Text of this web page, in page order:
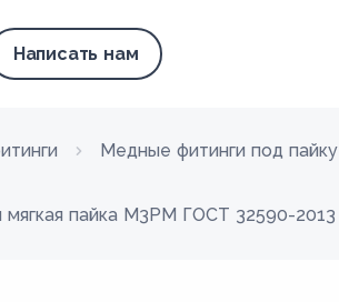
Написать нам
Медные фитинги под пайку
мягкая пайка М3РМ ГОСТ 32590-2013